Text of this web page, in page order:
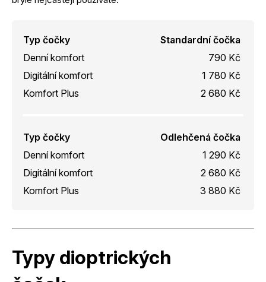
Typ čočky
Standardní čočka
Denní komfort
790 Kč
Digitální komfort
1 780 Kč
Komfort Plus
2 680 Kč
Typ čočky
Odlehčená čočka
Denní komfort
1 290 Kč
Digitální komfort
2 680 Kč
Komfort Plus
3 880 Kč
Typy dioptrických